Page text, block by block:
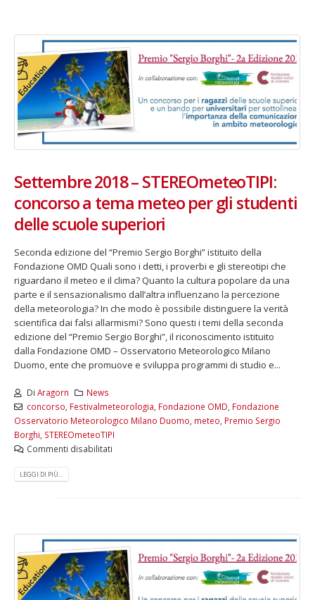
Settembre 2018 – STEREOmeteoTIPI:
concorso a tema meteo per gli studenti
delle scuole superiori
Seconda edizione del “Premio Sergio Borghi” istituito della
Fondazione OMD Quali sono i detti, i proverbi e gli stereotipi che
riguardano il meteo e il clima? Quanto la cultura popolare da una
parte e il sensazionalismo dall’altra influenzano la percezione
della meteorologia? In che modo è possibile distinguere la verità
scientifica dai falsi allarmismi? Sono questi i temi della seconda
edizione del “Premio Sergio Borghi”, il riconoscimento istituito
dalla Fondazione OMD – Osservatorio Meteorologico Milano
Duomo, ente che promuove e sviluppa programmi di studio e...
Di Aragorn
News
concorso Festivalmeteorologia Fondazione OMD Fondazione
Osservatorio Meteorologico Milano Duomo meteo Premio Sergio
Borghi STEREOmeteoTIPI
Commenti disabilitati
LEGGI DI PIÙ...